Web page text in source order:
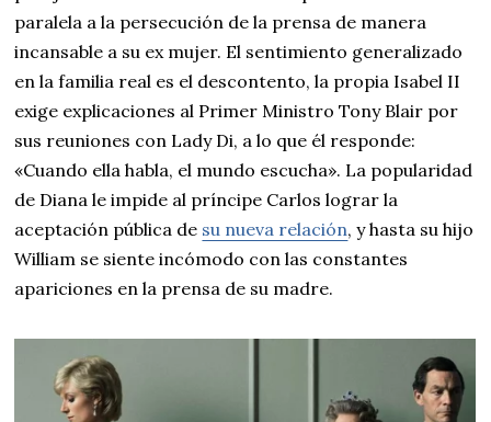
paralela a la persecución de la prensa de manera
incansable a su ex mujer. El sentimiento generalizado
en la familia real es el descontento, la propia Isabel II
exige explicaciones al Primer Ministro Tony Blair por
sus reuniones con Lady Di, a lo que él responde:
«Cuando ella habla, el mundo escucha». La popularidad
de Diana le impide al príncipe Carlos lograr la
aceptación pública de su nueva relación, y hasta su hijo
William se siente incómodo con las constantes
apariciones en la prensa de su madre.